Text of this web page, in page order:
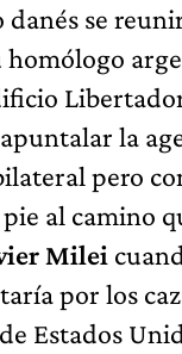
se
homólogo
la
pero
al camino
Milei
por los
Estados